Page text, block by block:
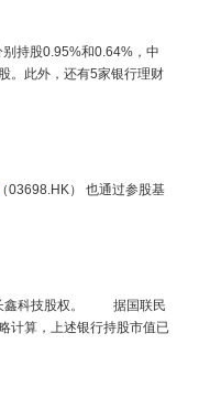
持股0.95%和0.64%，中
。此外，还有5家银行理财
（03698.HK） 也通过参股基
鑫科技股权。 据国联民
计算，上述银行持股市值已